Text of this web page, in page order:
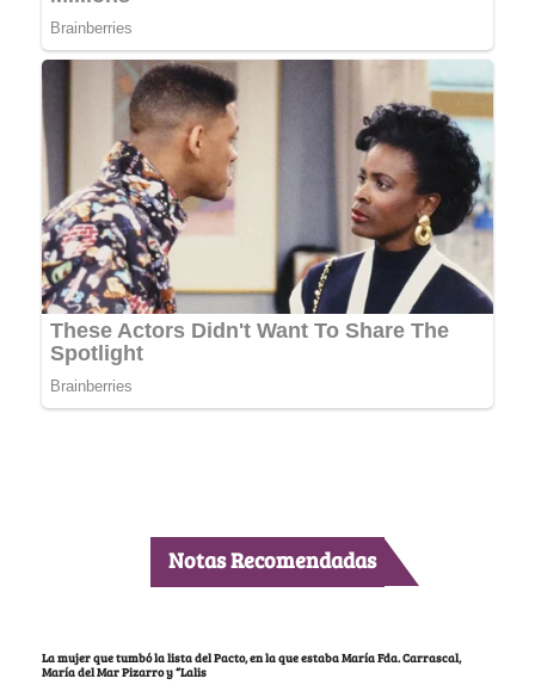
Notas Recomendadas
La mujer que tumbó la lista del Pacto, en la que estaba María Fda. Carrascal,
María del Mar Pizarro y “Lalis